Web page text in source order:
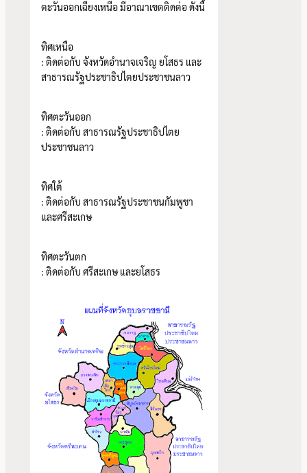
ตะวันออกเฉียงเหนือ มีอาณาเขตติดต่อ ดังนี้
ทิศเหนือ
: ติดต่อกับ จังหวัดอำนาจเจริญ ยโสธร และ
สาธารณรัฐประชาธิปไตยประชาชนลาว
ทิศตะวันออก
: ติดต่อกับ สาธารณรัฐประชาธิปไตย
ประชาชนลาว
ทิศใต้
: ติดต่อกับ สาธารณรัฐประชาชนกัมพูชา
และศรีสะเกษ
ทิศตะวันตก
: ติดต่อกับ ศรีสะเกษ และยโสธร